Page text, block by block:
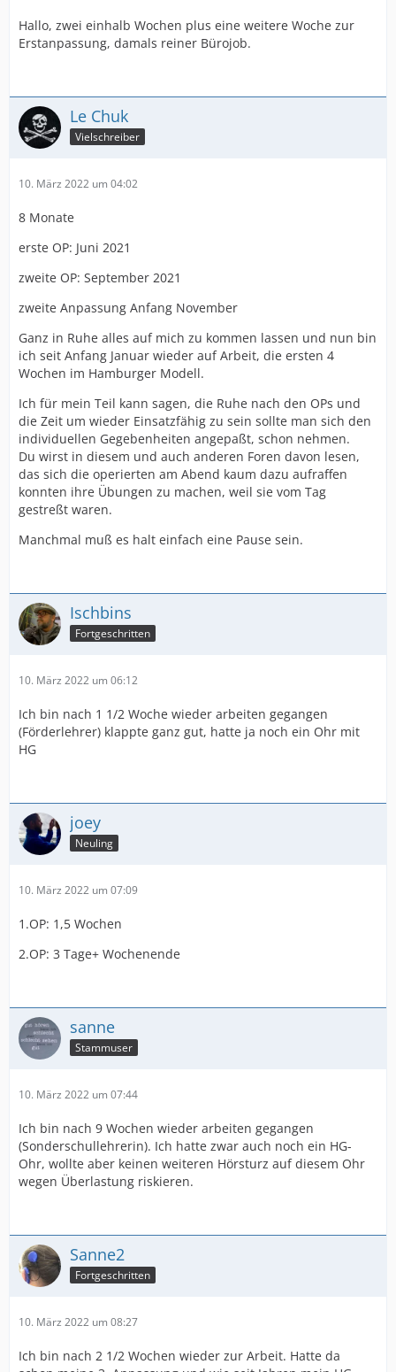
Hallo, zwei einhalb Wochen plus eine weitere Woche zur
Erstanpassung, damals reiner Bürojob.
Le Chuk
Vielschreiber
10. März 2022 um 04:02
8 Monate
erste OP: Juni 2021
zweite OP: September 2021
zweite Anpassung Anfang November
Ganz in Ruhe alles auf mich zu kommen lassen und nun bin
ich seit Anfang Januar wieder auf Arbeit, die ersten 4
Wochen im Hamburger Modell.
Ich für mein Teil kann sagen, die Ruhe nach den OPs und
die Zeit um wieder Einsatzfähig zu sein sollte man sich den
individuellen Gegebenheiten angepaßt, schon nehmen.
Du wirst in diesem und auch anderen Foren davon lesen,
das sich die operierten am Abend kaum dazu aufraffen
konnten ihre Übungen zu machen, weil sie vom Tag
gestreßt waren.
Manchmal muß es halt einfach eine Pause sein.
Ischbins
Fortgeschritten
10. März 2022 um 06:12
Ich bin nach 1 1/2 Woche wieder arbeiten gegangen
(Förderlehrer) klappte ganz gut, hatte ja noch ein Ohr mit
HG
joey
Neuling
10. März 2022 um 07:09
1.OP: 1,5 Wochen
2.OP: 3 Tage+ Wochenende
sanne
Stammuser
10. März 2022 um 07:44
Ich bin nach 9 Wochen wieder arbeiten gegangen
(Sonderschullehrerin). Ich hatte zwar auch noch ein HG-
Ohr, wollte aber keinen weiteren Hörsturz auf diesem Ohr
wegen Überlastung riskieren.
Sanne2
Fortgeschritten
10. März 2022 um 08:27
Ich bin nach 2 1/2 Wochen wieder zur Arbeit. Hatte da